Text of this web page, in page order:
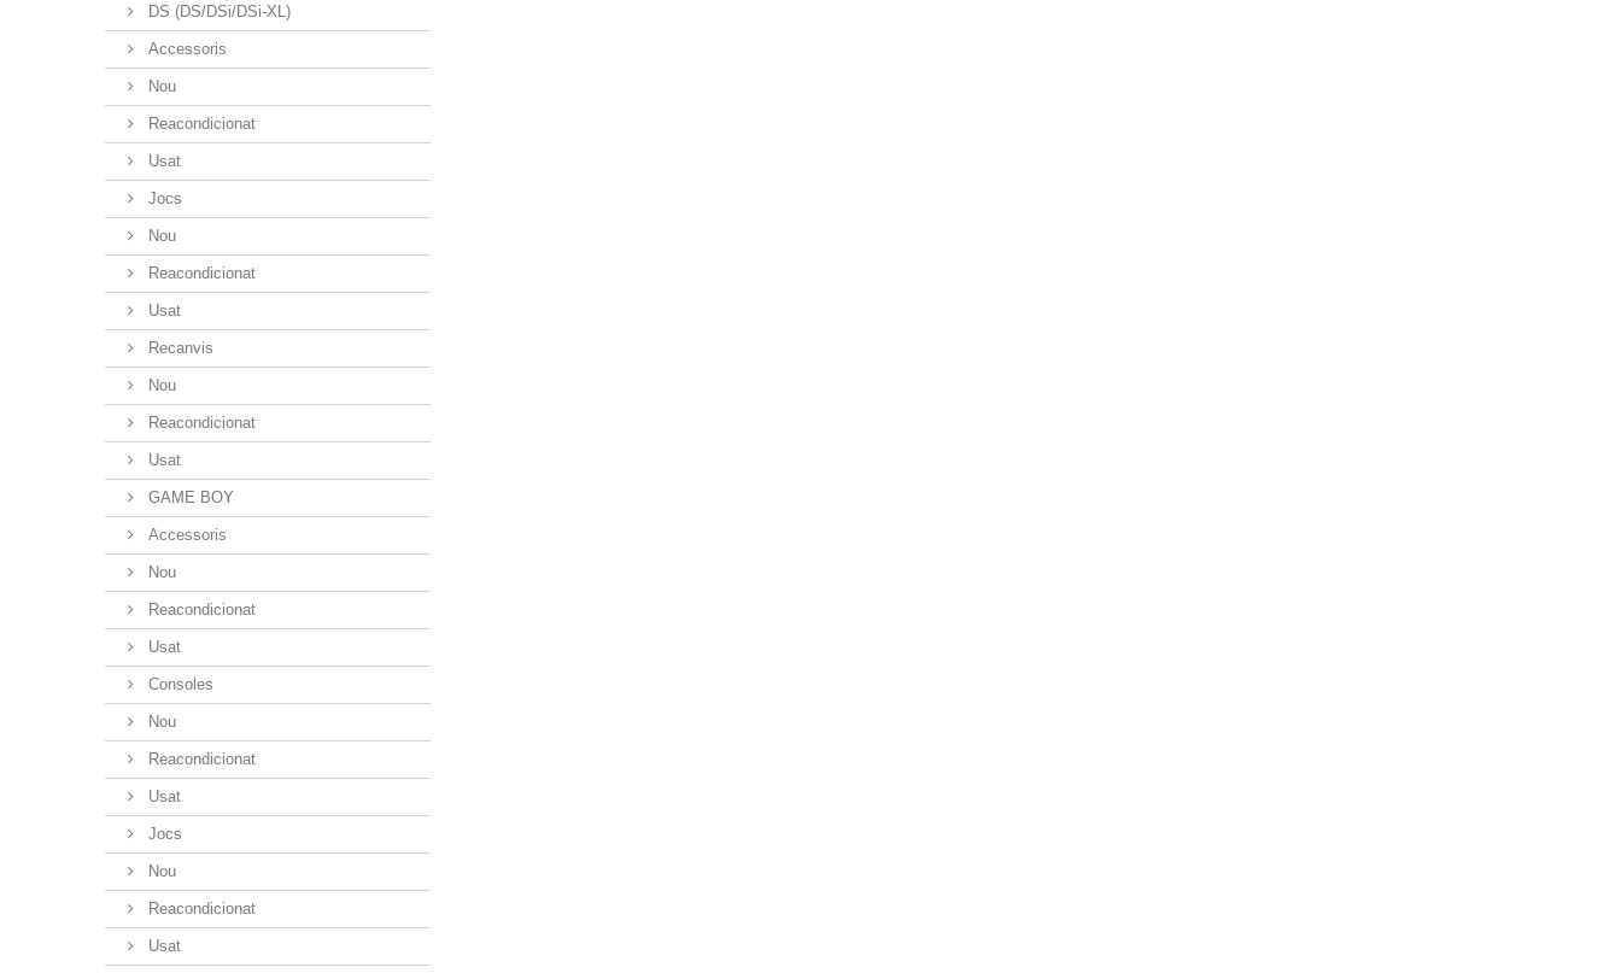
DS (DS/DSi/DSi-XL)
Accessoris
Nou
Reacondicionat
Usat
Jocs
Nou
Reacondicionat
Usat
Recanvis
Nou
Reacondicionat
Usat
GAME BOY
Accessoris
Nou
Reacondicionat
Usat
Consoles
Nou
Reacondicionat
Usat
Jocs
Nou
Reacondicionat
Usat